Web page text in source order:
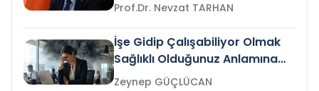
Prof.Dr. Nevzat TARHAN
İşe Gidip Çalışabiliyor Olmak
Sağlıklı Olduğunuz Anlamına
Gelir mi?Zeynep GÜÇLÜCAN